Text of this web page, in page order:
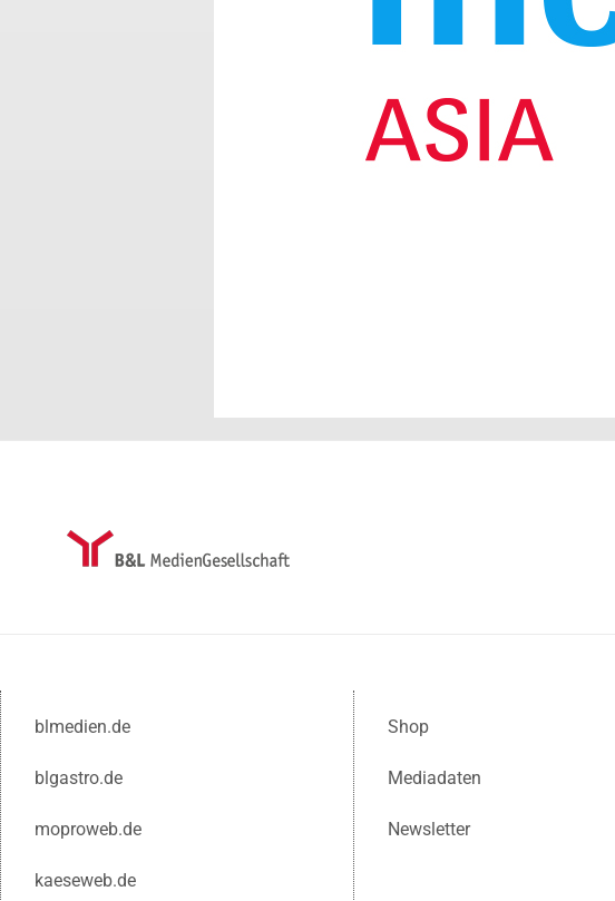
blmedien.de
blgastro.de
moproweb.de
kaeseweb.de
Shop
Mediadaten
Newsletter